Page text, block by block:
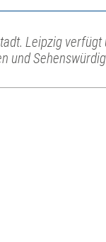
Leipzig
und